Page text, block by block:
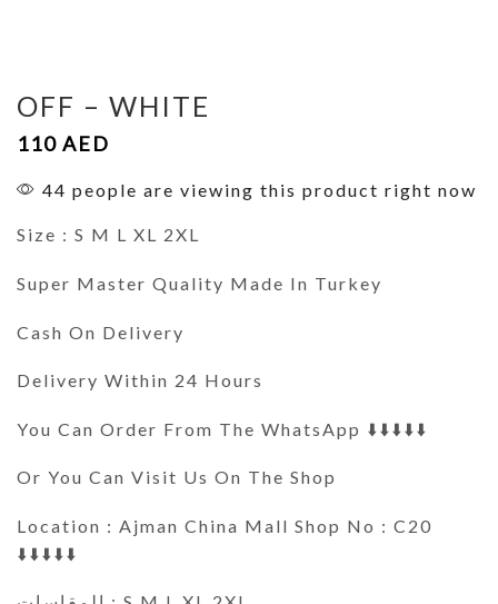
OFF – WHITE
110 AED
44 people are viewing this product right now
Size : S M L XL 2XL
Super Master Quality Made In Turkey
Cash On Delivery
Delivery Within 24 Hours
You Can Order From The WhatsApp ⬇️⬇️⬇️⬇️⬇️
Or You Can Visit Us On The Shop
Location : Ajman China Mall Shop No : C20
⬇️⬇️⬇️⬇️⬇️